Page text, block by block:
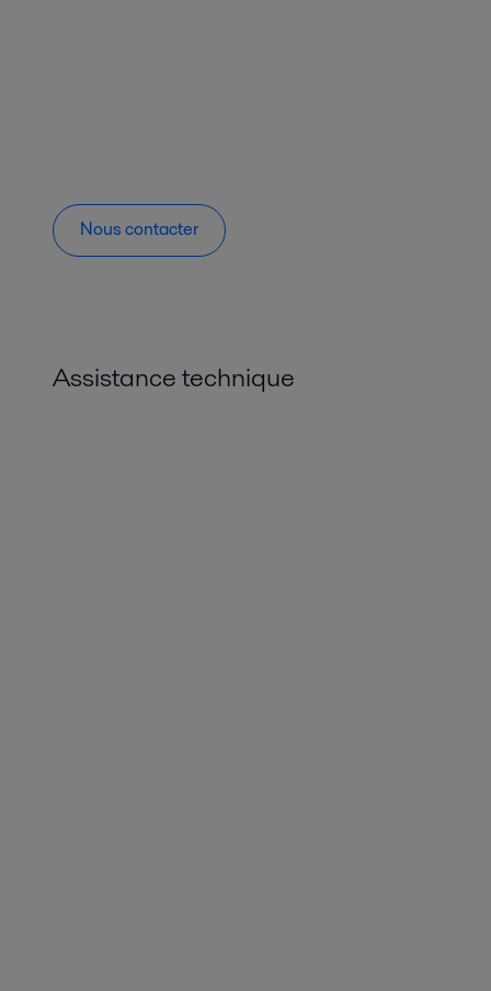
Nous contacter
Assistance technique